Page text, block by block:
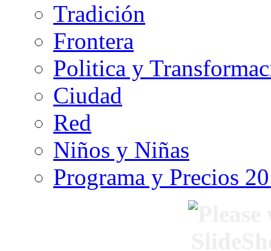
Tradición
Frontera
Politica y
Ciudad
Red
Niños y Niñas
Programa y Precios